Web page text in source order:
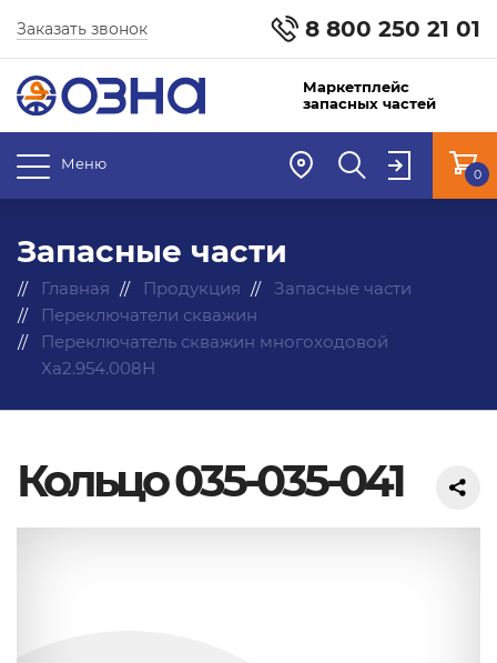
8 800 250 21 01
Заказать звонок
Маркетплейс
запасных частей
Меню
0
Запасные части
Главная Продукция
Запасные части
Переключатели скважин
Переключатель скважин многоходовой
Ха2.954.008Н
Кольцо 035-035-041